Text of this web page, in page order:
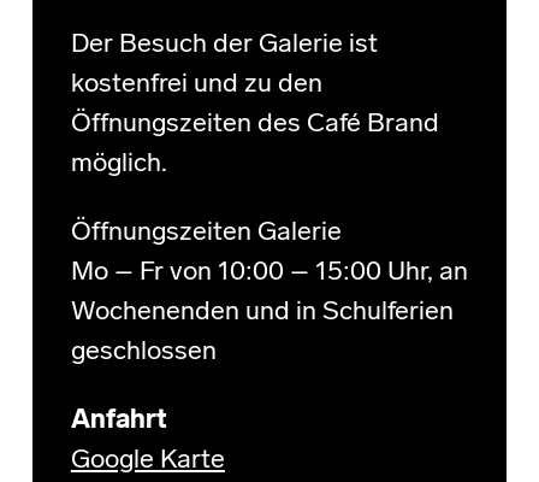
Der Besuch der Galerie ist
kostenfrei und zu den
Öffnungszeiten des Café Brand
möglich.
Öffnungszeiten Galerie
Mo – Fr von 10:00 – 15:00 Uhr, an
Wochenenden und in Schulferien
geschlossen
Anfahrt
Google Karte